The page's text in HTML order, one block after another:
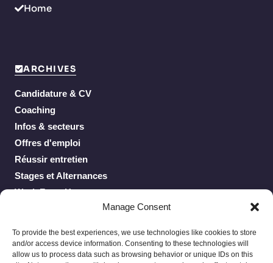
Manage Consent
To provide the best experiences, we use technologies like cookies to store
and/or access device information. Consenting to these technologies will
allow us to process data such as browsing behavior or unique IDs on this
Home
ARCHIVES
Candidature & CV
Coaching
Infos & secteurs
Offres d'emploi
Réussir entretien
Stages et Alternances
Work From Home